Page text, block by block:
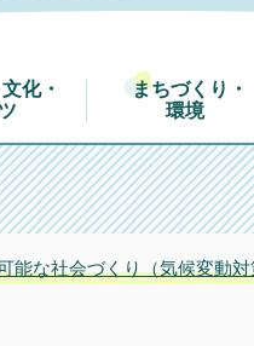
文化・
まちづくり・
環境
能な社会づくり（気候変動